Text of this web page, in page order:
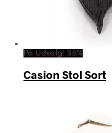
På Udsalg! 35%
Casion Stol Sort